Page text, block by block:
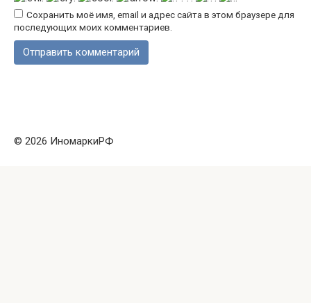
Сохранить моё имя, email и адрес сайта в этом браузере для
последующих моих комментариев.
© 2026 ИномаркиРФ